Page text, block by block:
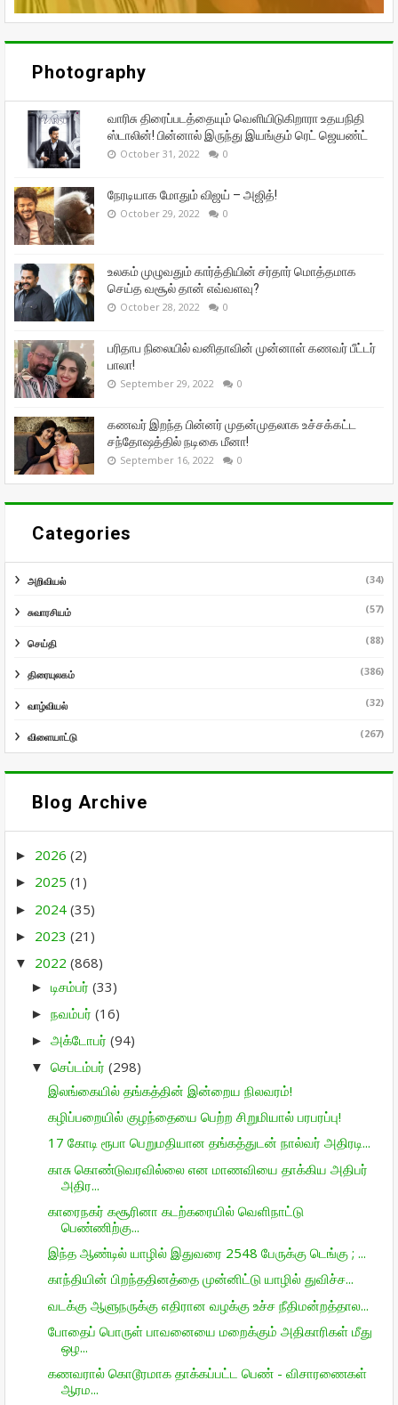
Photography
வாரிசு திரைப்படத்தையும் வெளியிடுகிறாரா உதயநிதி
ஸ்டாலின்! பின்னால் இருந்து இயங்கும் ரெட் ஜெயண்ட்
October 31, 2022 0
நேரடியாக மோதும் விஜய் – அஜித்!
October 29, 2022 0
உலகம் முழுவதும் கார்த்தியின் சர்தார் மொத்தமாக
செய்த வசூல் தான் எவ்வளவு?
October 28, 2022 0
பரிதாப நிலையில் வனிதாவின் முன்னாள் கணவர் பீட்டர்
பாலா!
September 29, 2022 0
கணவர் இறந்த பின்னர் முதன்முதலாக உச்சக்கட்ட
சந்தோஷத்தில் நடிகை மீனா!
September 16, 2022 0
Categories
அறிவியல் (34)
சுவாரசியம் (57)
செய்தி (88)
திரையுலகம் (386)
வாழ்வியல் (32)
விளையாட்டு (267)
Blog Archive
► 2026 (2)
► 2025 (1)
► 2024 (35)
► 2023 (21)
▼ 2022 (868)
► டிசம்பர் (33)
► நவம்பர் (16)
► அக்டோபர் (94)
▼ செப்டம்பர் (298)
இலங்கையில் தங்கத்தின் இன்றைய நிலவரம்!
கழிப்பறையில் குழந்தையை பெற்ற சிறுமியால் பரபரப்பு!
17 கோடி ரூபா பெறுமதியான தங்கத்துடன் நால்வர் அதிரடி...
காசு கொண்டுவரவில்லை என மாணவியை தாக்கிய அதிபர்
அதிர...
காரைநகர் கசூரினா கடற்கரையில் வெளிநாட்டு
பெண்ணிற்கு...
இந்த ஆண்டில் யாழில் இதுவரை 2548 பேருக்கு டெங்கு ; ...
காந்தியின் பிறந்ததினத்தை முன்னிட்டு யாழில் துவிச்ச...
வடக்கு ஆளுநருக்கு எதிரான வழக்கு உச்ச நீதிமன்றத்தால...
போதைப் பொருள் பாவனையை மறைக்கும் அதிகாரிகள் மீது
ஒழ...
கணவரால் கொடூரமாக தாக்கப்பட்ட பெண் - விசாரணைகள்
ஆரம...